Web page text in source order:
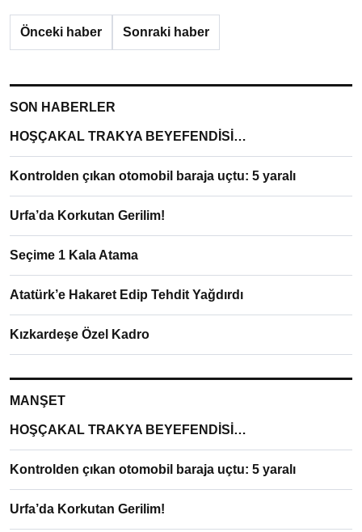
Önceki haber Sonraki haber
SON HABERLER
HOŞÇAKAL TRAKYA BEYEFENDİSİ…
Kontrolden çıkan otomobil baraja uçtu: 5 yaralı
Urfa’da Korkutan Gerilim!
Seçime 1 Kala Atama
Atatürk’e Hakaret Edip Tehdit Yağdırdı
Kızkardeşe Özel Kadro
MANŞET
HOŞÇAKAL TRAKYA BEYEFENDİSİ…
Kontrolden çıkan otomobil baraja uçtu: 5 yaralı
Urfa’da Korkutan Gerilim!